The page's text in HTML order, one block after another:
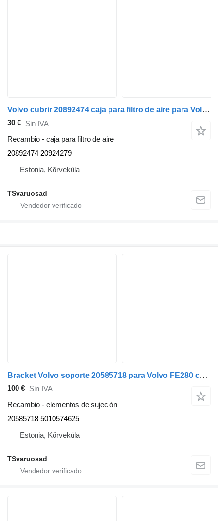
Volvo cubrir 20892474 caja para filtro de aire para Volvo FE280 camión
30 € Sin IVA
Recambio - caja para filtro de aire
20892474 20924279
Estonia, Kõrveküla
TSvaruosad
Bracket Volvo soporte 20585718 para Volvo FE280 camión
100 € Sin IVA
Recambio - elementos de sujeción
20585718 5010574625
Estonia, Kõrveküla
TSvaruosad